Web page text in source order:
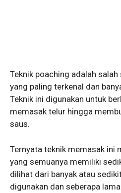
Teknik poaching adalah
yang paling terkenal dan
Teknik ini digunakan untuk
memasak telur hingga
saus.
Ternyata teknik memasak ini
yang semuanya memiliki
dilihat dari banyak atau
digunakan dan seberapa